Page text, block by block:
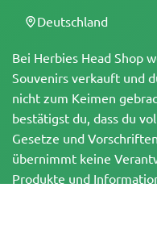
Bei Herbies Head Shop
Souvenirs verkauft und
nicht zum Keimen
bestätigst du, dass du
Gesetze und
übernimmt keine
Produkte und
Deutschland